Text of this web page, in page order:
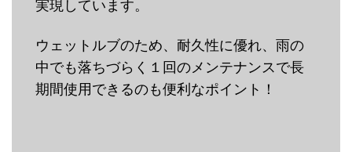
実現しています。
ウェットルブのため、耐久性に優れ、雨の
中でも落ちづらく１回のメンテナンスで長
期間使用できるのも便利なポイント！